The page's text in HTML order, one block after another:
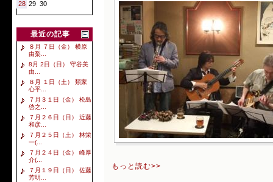
28 29 30
最近の記事
８月 ７日（金） 横原
由梨...
8月 2日（日） 守谷美
由...
８月 １日（土） 類家
心平...
７月３１日（金） 松島
啓之...
７月２６日（日） 近藤
和彦...
７月２５日（土） 林栄
一(...
７月２４日（金） 峰厚
介(...
７月１９日（日） 佐藤
芳明...
もっと読む>>